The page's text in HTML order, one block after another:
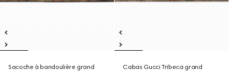
Sacoche à bandoulière grand
Cabas Gucci Tribeca grand